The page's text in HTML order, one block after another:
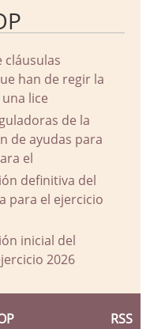
cláusulas
han de regir la
lice
de la
de ayudas para
el
definitiva del
para el ejercicio
inicial del
2026
RSS